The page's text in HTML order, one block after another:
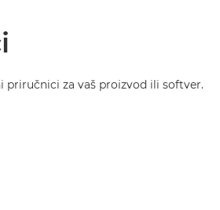
priručnici za vaš proizvod ili softver.